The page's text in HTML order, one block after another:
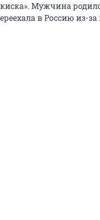
Мужчина
в Россию из-